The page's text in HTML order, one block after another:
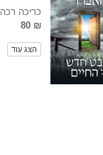
כריכה רכה
₪ 80
הצג עוד